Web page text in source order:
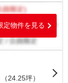
定物件を見る
24.25坪）